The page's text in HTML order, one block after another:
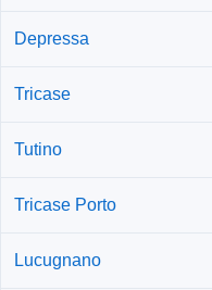
Depressa
Tricase
Tutino
Tricase Porto
Lucugnano